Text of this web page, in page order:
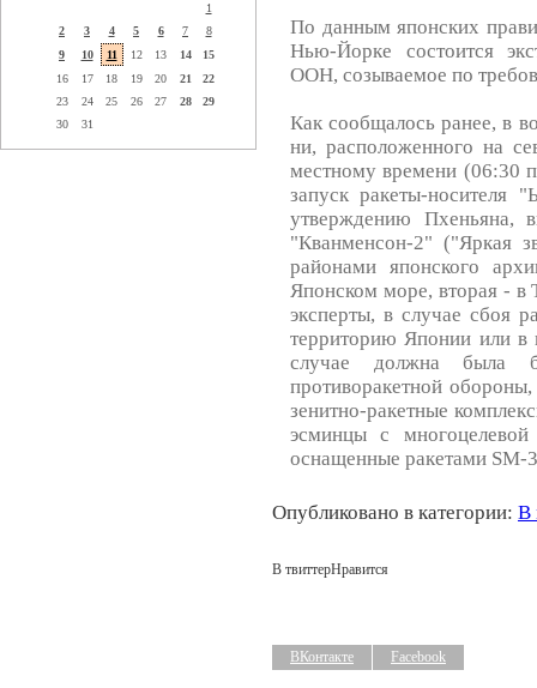
1
2
3 4 5 6 7
8
9
10 11 12 13 14
15
16
17 18 19 20 21
22
23
24 25 26 27 28
29
30
31
По данным японских
Нью-Йорке состоится
ООН, созываемое по
Как сообщалось ранее, в
ни, расположенного на
местному времени (06:30
запуск ракеты-
утверждению Пхеньяна,
"Кванменсон-2" ("Яркая
районами японского
Японском море, вторая - в
эксперты, в случае сбоя
территорию Японии или в
случае должна была
противоракетной
зенитно-ракетные
эсминцы с
оснащенные ракетами SM-
Опубликовано в категории: В
В твиттерНравится
ВКонтакте Facebook